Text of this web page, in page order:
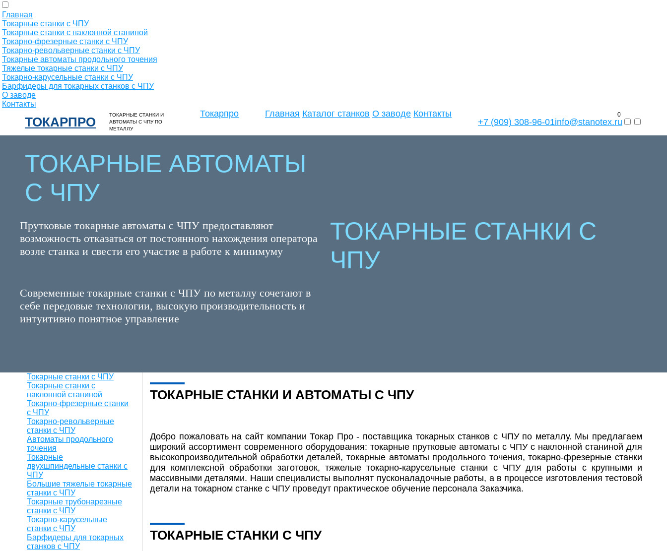
Главная
Токарные станки с ЧПУ
Токарные станки с наклонной станиной
Токарно-фрезерные станки с ЧПУ
Токарно-револьверные станки с ЧПУ
Токарные автоматы продольного точения
Тяжелые токарные станки с ЧПУ
Токарно-карусельные станки с ЧПУ
Барфидеры для токарных станков с ЧПУ
О заводе
Контакты
ТОКАРПРО
ТОКАРНЫЕ СТАНКИ И
АВТОМАТЫ С ЧПУ ПО
МЕТАЛЛУ
Токарпро Главная Каталог станков О заводе Контакты
info@stanotex.ru
+7 (909) 308-96-01
0
ТОКАРНЫЕ АВТОМАТЫ
С ЧПУ
Прутковые токарные автоматы с ЧПУ предоставляют
возможность отказаться от постоянного нахождения оператора
возле станка и свести его участие в работе к минимуму
ТОКАРНЫЕ СТАНКИ С
ЧПУ
Современные токарные станки с ЧПУ по металлу сочетают в
себе передовые технологии, высокую производительность и
интуитивно понятное управление
Токарные станки с ЧПУ
Токарные станки с
наклонной станиной
Токарно-фрезерные станки
с ЧПУ
Токарно-револьверные
станки с ЧПУ
Автоматы продольного
точения
Токарные
двухшпиндельные станки с
ЧПУ
Большие тяжелые токарные
станки с ЧПУ
Токарные трубонарезные
станки с ЧПУ
Токарно-карусельные
станки с ЧПУ
Барфидеры для токарных
станков с ЧПУ
ТОКАРНЫЕ СТАНКИ И АВТОМАТЫ С ЧПУ
Добро пожаловать на сайт компании Токар Про - поставщика токарных станков с ЧПУ по металлу. Мы предлагаем
широкий ассортимент современного оборудования: токарные прутковые автоматы с ЧПУ с наклонной станиной для
высокопроизводительной обработки деталей, токарные автоматы продольного точения, токарно-фрезерные станки
для комплексной обработки заготовок, тяжелые токарно-карусельные станки с ЧПУ для работы с крупными и
массивными деталями. Наши специалисты выполнят пусконаладочные работы, а в процессе изготовления тестовой
детали на токарном станке с ЧПУ проведут практическое обучение персонала Заказчика.
ТОКАРНЫЕ СТАНКИ С ЧПУ